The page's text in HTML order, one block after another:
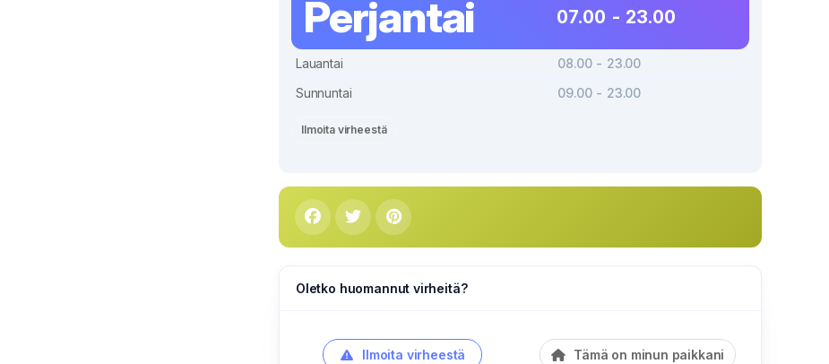
Perjantai 07.00 - 23.00
Lauantai
08.00 - 23.00
Sunnuntai
09.00 - 23.00
Ilmoita virheestä
Oletko huomannut virheitä?
Ilmoita virheestä Tämä on minun paikkani